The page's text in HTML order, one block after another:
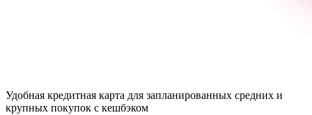
Удобная кредитная карта для запланированных средних и
крупных покупок с кешбэком